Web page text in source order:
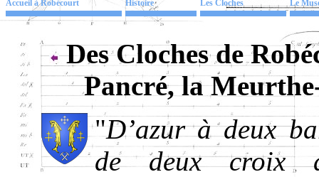
Accueil à Robécourt Histoire Les Cloches Le
Des Cloches de
Pancré, la
"D’azur à deux
de deux croix